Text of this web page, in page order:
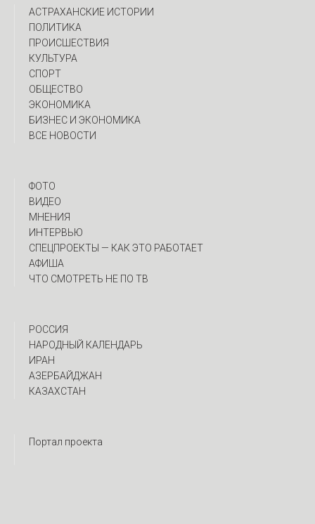
АСТРАХАНСКИЕ ИСТОРИИ
ПОЛИТИКА
ПРОИСШЕСТВИЯ
КУЛЬТУРА
СПОРТ
ОБЩЕСТВО
ЭКОНОМИКА
БИЗНЕС И ЭКОНОМИКА
ВСЕ НОВОСТИ
ФОТО
ВИДЕО
МНЕНИЯ
ИНТЕРВЬЮ
CПЕЦПРОЕКТЫ — КАК ЭТО РАБОТАЕТ
АФИША
ЧТО СМОТРЕТЬ НЕ ПО ТВ
РОССИЯ
НАРОДНЫЙ КАЛЕНДАРЬ
ИРАН
АЗЕРБАЙДЖАН
КАЗАХСТАН
Портал проекта